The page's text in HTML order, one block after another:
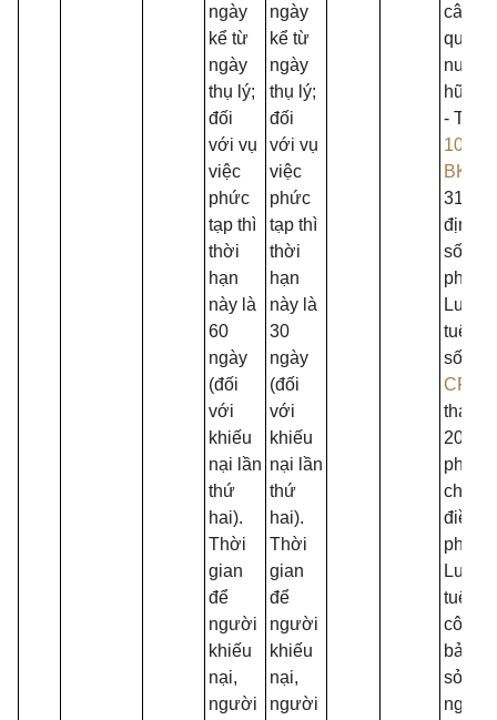
ngày
kể từ
ngày
thụ lý;
đối
với vụ
việc
phức
tạp thì
thời
hạn
này là
60
ngày
(đối
với
khiếu
nại lần
thứ
hai).
Thời
gian
để
người
khiếu
nại,
người
ngày
kể từ
ngày
thụ lý;
đối
với vụ
việc
phức
tạp thì
thời
hạn
này là
30
ngày
(đối
với
khiếu
nại lần
thứ
hai).
Thời
gian
để
người
khiếu
nại,
người
cây
quản
nước
hữu
-
10/
31/3/
định
số
pháp
Luật
tuệ,
số
CP
tháng
2023
phủ
chi
điều
pháp
Luật
tuệ
công
bảo
sở